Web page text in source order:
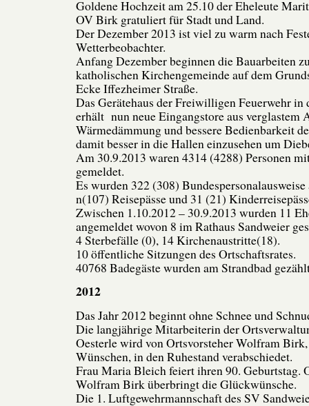
Goldene Hochzeit am 25.10 der Eheleute
OV Birk gratuliert für Stadt und Land.
Der Dezember 2013 ist viel zu warm nach
Wetterbeobachter.
Anfang Dezember beginnen die Bauarbeiten
katholischen Kirchengemeinde auf dem
Ecke Iffezheimer Straße.
Das Gerätehaus der Freiwilligen Feuerwehr in
erhält nun neue Eingangstore aus verglastem
Wärmedämmung und bessere Bedienbarkeit
damit besser in die Hallen einzusehen um
Am 30.9.2013 waren 4314 (4288) Personen
gemeldet.
Es wurden 322 (308)
n(107) Reisepässe und 31 (21)
Zwischen 1.10.2012 – 30.9.2013 wurden 11
angemeldet wovon 8 im Rathaus Sandweier
4 Sterbefälle (0), 14 Kirchenaustritte(18).
10 öffentliche Sitzungen des Ortschaftsrates.
40768 Badegäste wurden am Strandbad
2012
Das Jahr 2012 beginnt ohne Schnee und
Die langjährige Mitarbeiterin der
Oesterle wird von Ortsvorsteher Wolfram
Wünschen, in den Ruhestand verabschiedet.
Frau Maria Bleich feiert ihren 90. Geburtstag.
Wolfram Birk überbringt die Glückwünsche.
Die 1. Luftgewehrmannschaft des SV